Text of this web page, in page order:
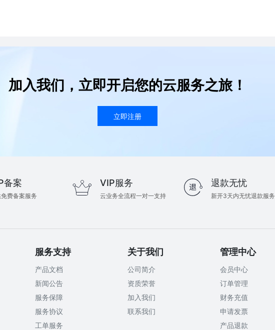
加入我们，立即开启您的云服务之旅！
立即注册
备案
费备案服务
VIP服务
云业务全流程一对一支持
退款无忧
新开3天内无忧退款服务
服务支持
产品文档
新闻公告
服务保障
服务协议
工单服务
关于我们
公司简介
资质荣誉
加入我们
联系我们
管理中心
会员中心
订单管理
财务充值
申请发票
产品退款